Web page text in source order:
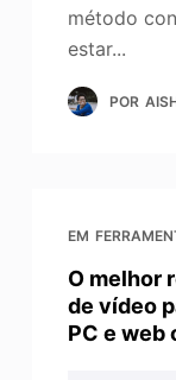
método
estar...
POR
EM
O melhor
de vídeo
PC e web